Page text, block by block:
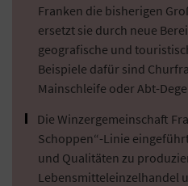
Franken die bisherigen
ersetzt sie durch neue
geografische und
Beispiele dafür sind
Mainschleife oder Abt-
Die Winzergemeinschaft
Schoppen“-Linie
und Qualitäten zu
Lebensmitteleinzelhandel